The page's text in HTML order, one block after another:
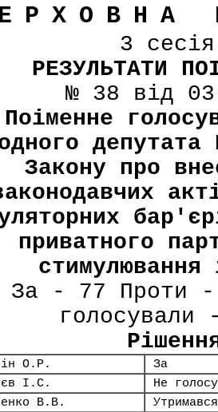
3
РЕЗУЛЬТАТИ
№ 38 від
Поіменне
Закону про
приватного
За - 77 Проти -
О.Р.
За
І.С.
Не
В.В.
Утримався